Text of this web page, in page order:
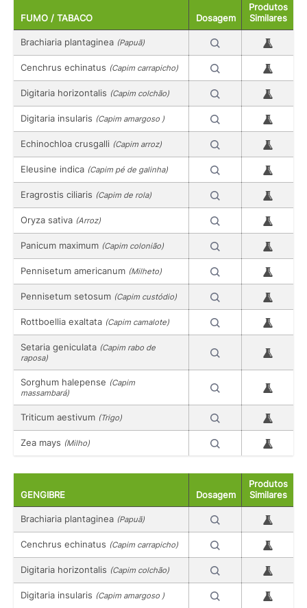
FUMO / TABACO Dosagem
Produtos
Similares
Brachiaria plantaginea (Papuã)
Cenchrus echinatus (Capim carrapicho)
Digitaria horizontalis (Capim colchão)
Digitaria insularis (Capim amargoso )
Echinochloa crusgalli (Capim arroz)
Eleusine indica (Capim pé de galinha)
Eragrostis ciliaris (Capim de rola)
Oryza sativa (Arroz)
Panicum maximum (Capim colonião)
Pennisetum americanum (Milheto)
Pennisetum setosum (Capim custódio)
Rottboellia exaltata (Capim camalote)
Setaria geniculata (Capim rabo de
raposa)
Sorghum halepense (Capim
massambará)
Triticum aestivum (Trigo)
Zea mays (Milho)
GENGIBRE Dosagem
Produtos
Similares
Brachiaria plantaginea (Papuã)
Cenchrus echinatus (Capim carrapicho)
Digitaria horizontalis (Capim colchão)
Digitaria insularis (Capim amargoso )